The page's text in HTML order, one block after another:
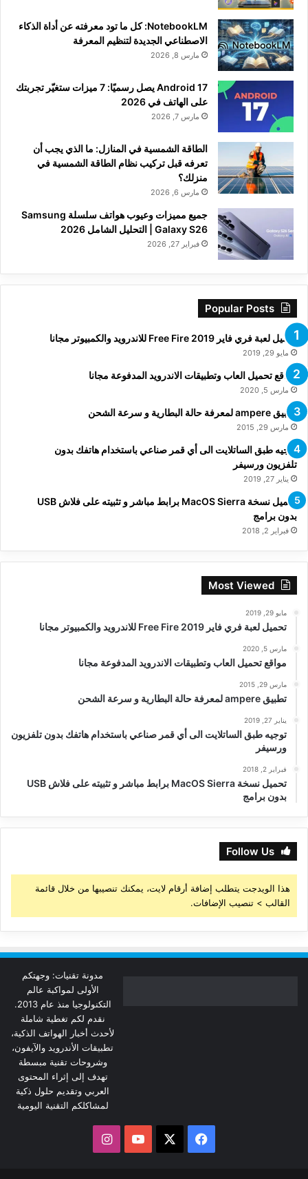
NotebookLM: كل ما تود معرفته عن أداة الذكاء
الاصطناعي الجديدة لتنظيم المعرفة
مارس 8, 2026
Android 17 يصل رسميًا: 7 ميزات ستغيّر تجربتك
على الهاتف في 2026
مارس 7, 2026
الطاقة الشمسية في المنازل: ما الذي يجب أن
تعرفه قبل تركيب نظام الطاقة الشمسية في
منزلك؟
مارس 6, 2026
جميع مميزات وعيوب هواتف سلسلة Samsung
Galaxy S26 | التحليل الشامل 2026
فبراير 27, 2026
Popular Posts
تحميل لعبة فري فاير Free Fire 2019 للاندرويد والكمبيوتر مجانا
مايو 29, 2019
مواقع تحميل العاب وتطبيقات الاندرويد المدفوعة مجانا
مارس 5, 2020
تطبيق ampere لمعرفة حالة البطارية و سرعة الشحن
مارس 29, 2015
توجيه طبق الساتلايت الى أي قمر صناعي باستخدام هاتفك بدون
تلفزيون ورسيفر
يناير 27, 2019
تحميل نسخة MacOS Sierra برابط مباشر و تثبيته على فلاش USB
بدون برامج
فبراير 2, 2018
Most Viewed
مايو 29, 2019
تحميل لعبة فري فاير Free Fire 2019 للاندرويد والكمبيوتر مجانا
مارس 5, 2020
مواقع تحميل العاب وتطبيقات الاندرويد المدفوعة مجانا
مارس 29, 2015
تطبيق ampere لمعرفة حالة البطارية و سرعة الشحن
يناير 27, 2019
توجيه طبق الساتلايت الى أي قمر صناعي باستخدام هاتفك بدون تلفزيون
ورسيفر
فبراير 2, 2018
تحميل نسخة MacOS Sierra برابط مباشر و تثبيته على فلاش USB
بدون برامج
Follow Us
هذا الويدجت يتطلب إضافة أرقام لايت، يمكنك تنصيبها من خلال قائمة
القالب > تنصيب الإضافات.
مدونة تقنيات: وجهتكم
الأولى لمواكبة عالم
التكنولوجيا منذ عام 2013.
نقدم لكم تغطية شاملة
لأحدث أخبار الهواتف الذكية،
تطبيقات الأندرويد والآيفون،
وشروحات تقنية مبسطة
تهدف إلى إثراء المحتوى
العربي وتقديم حلول ذكية
لمشاكلكم التقنية اليومية
فيسبوك ‫YouTubeانستقرام